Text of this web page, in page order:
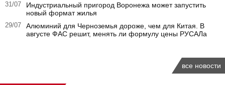
31/07
Индустриальный пригород Воронежа может запустить
новый формат жилья
29/07
Алюминий для Черноземья дороже, чем для Китая. В
августе ФАС решит, менять ли формулу цены РУСАЛа
все новости